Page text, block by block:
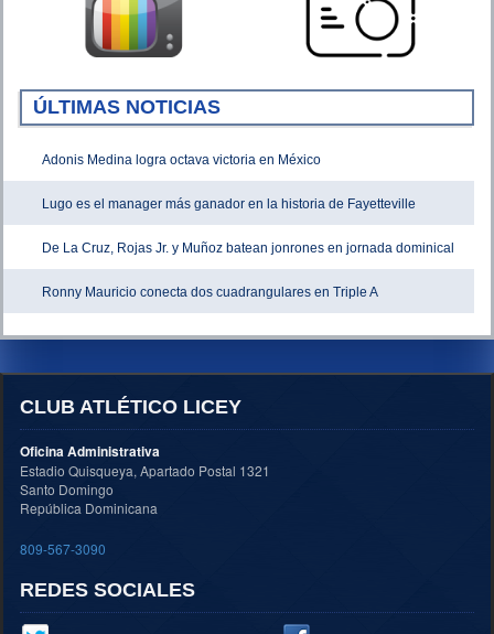
ÚLTIMAS NOTICIAS
Adonis Medina logra octava victoria en México
Lugo es el manager más ganador en la historia de Fayetteville
De La Cruz, Rojas Jr. y Muñoz batean jonrones en jornada dominical
Ronny Mauricio conecta dos cuadrangulares en Triple A
CLUB ATLÉTICO LICEY
Oficina Administrativa
Estadio Quisqueya, Apartado Postal 1321
Santo Domingo
República Dominicana
809-567-3090
REDES SOCIALES